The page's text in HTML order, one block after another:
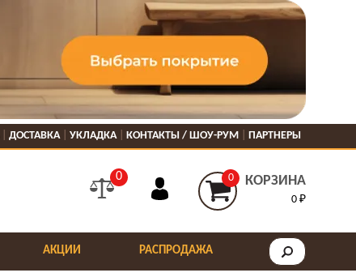
ДОСТАВКА УКЛАДКА КОНТАКТЫ / ШОУ-РУМ ПАРТНЕРЫ
0 0 КОРЗИНА
0 ₽
РАСПРОДАЖА
АКЦИИ